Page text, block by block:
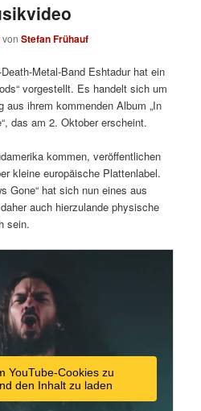
vonStefan Frühauf
Metal-Band Eshtadur hat ein
vorgestellt. Es handelt sich um
aus ihrem kommenden Album „In
das am 2. Oktober erscheint.
kommen, veröffentlichen
kleine europäische Plattenlabel.
Gone“ hat sich nun eines aus
auch hierzulande physische
sein.
YouTube-Cookies zu
den Inhalt zu laden